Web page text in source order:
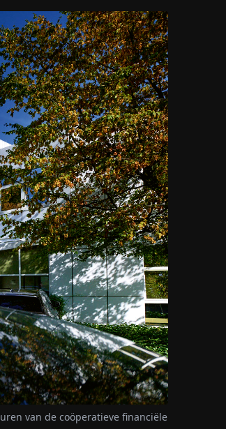
van de coöperatieve financiële